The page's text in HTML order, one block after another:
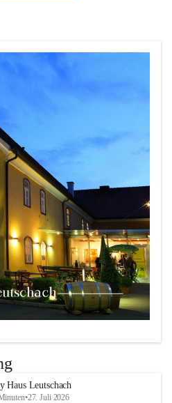
an der Weinstraße!
Haus Leutschach
•27. Juli 2026